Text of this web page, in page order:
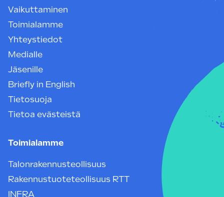
Vaikuttaminen
Toimialamme
Yhteystiedot
Medialle
Jäsenille
Briefly in English
Tietosuoja
Tietoa evästeistä
Toimialamme
Talonrakennusteollisuus
Rakennustuoteteollisuus RTT
INFRA